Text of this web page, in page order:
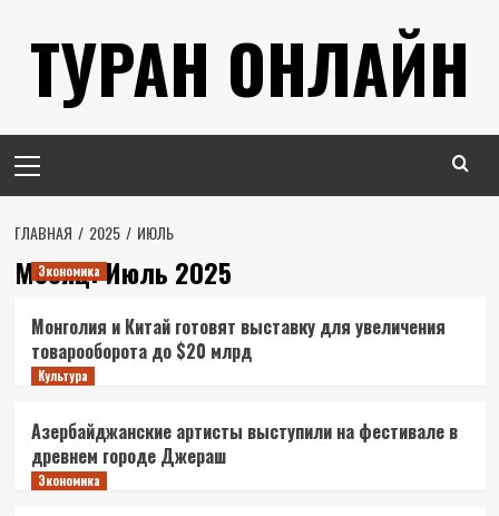
содержимому
ТУРАН ОНЛАЙН
меню
ГЛАВНАЯ 2025 ИЮЛЬ
Месяц:Июль 2025
Экономика
Монголия и Китай готовят выставку для увеличения
товарооборота до $20 млрд
Культура
Азербайджанские артисты выступили на фестивале в
древнем городе Джераш
Экономика